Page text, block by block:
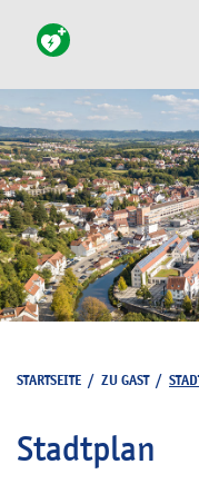
STARTSEITE / ZU GAST/
Stadtplan